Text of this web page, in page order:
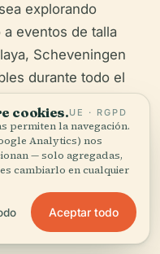
explorando
eventos de talla
Scheveningen
durante todo el
real, asistencia
descargue la
canales de
su aventura
cookies.UE · RGPD
permiten la navegación.
Analytics) nos
— solo agregadas,
cambiarlo en cualquier
Aceptar todo